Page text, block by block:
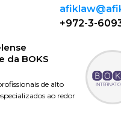
+972-3-
da BOKS
de alto
ao redor